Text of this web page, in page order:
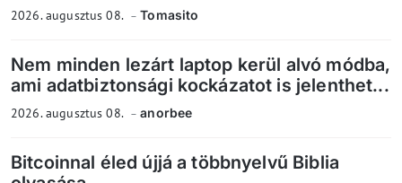
2026. augusztus 08. Tomasito
Nem minden lezárt laptop kerül alvó módba,
ami adatbiztonsági kockázatot is jelenthet...
2026. augusztus 08. anorbee
Bitcoinnal éled újjá a többnyelvű Biblia